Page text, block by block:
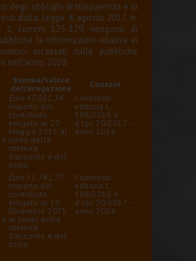
degli obblighi di trasparenza e di
dalla Legge 4 agosto 2017, n.
1, commi 125-129, vengono di
le informazioni relative ai
incassati dalle pubbliche
nell'anno 2020:
Somma/valore
dell'erogazione
Causale
Euro 47.051,34 -
importo del
contributo
erogato al 20
Maggio 2025 al
lordo della
ritenuta
d'acconto e del
bollo
Contributi
editoria L.
198/2016 e
d.lgs 70/2017 –
anno 2024
Euro 51.741,77 -
importo del
contributo
erogato al 10
Dicembre 2025
al lordo della
ritenuta
d'acconto e del
bollo
Contributi
editoria L.
198/2016 e
d.lgs 70/2017 –
anno 2024